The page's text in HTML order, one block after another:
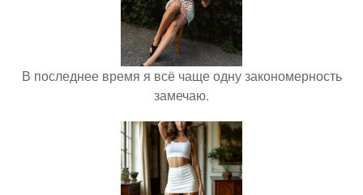
В последнее время я всё чаще одну закономерность
замечаю.